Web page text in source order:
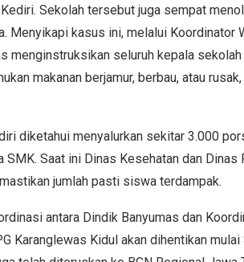
Sekolah tersebut juga sempat
Menyikapi kasus ini, melalui Koordinator
menginstruksikan seluruh kepala
makanan berjamur, berbau, atau
diketahui menyalurkan sekitar 3.000
SMK. Saat ini Dinas Kesehatan dan
jumlah pasti siswa terdampak.
antara Dindik Banyumas dan
Karanglewas Kidul akan dihentikan